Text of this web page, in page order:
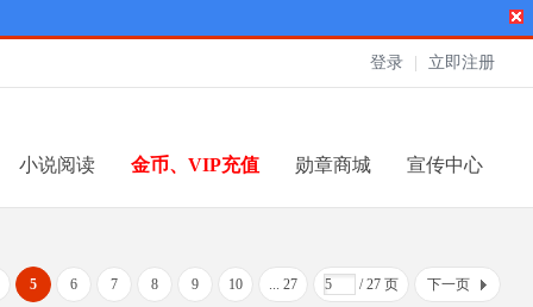
登录 立即注册
小说阅读 金币、VIP充值 勋章商城 宣传中心
5 6 7 8 9 10 ... 27 / 27 页 下一页